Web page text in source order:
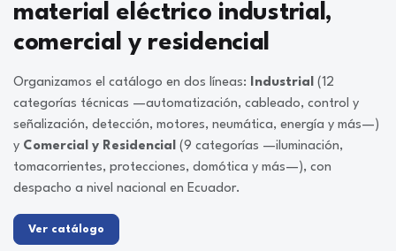
material eléctrico industrial,
comercial y residencial
Organizamos el catálogo en dos líneas: Industrial (12
categorías técnicas —automatización, cableado, control y
señalización, detección, motores, neumática, energía y más—)
y Comercial y Residencial (9 categorías —iluminación,
tomacorrientes, protecciones, domótica y más—), con
despacho a nivel nacional en Ecuador.
Ver catálogo